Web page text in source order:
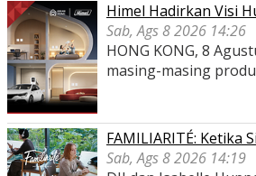
Himel Hadirkan Visi
Sab, Ags 8 2026 14:26
HONG KONG, 8
masing-masing
FAMILIARITÉ: Ketika
Sab, Ags 8 2026 14:19